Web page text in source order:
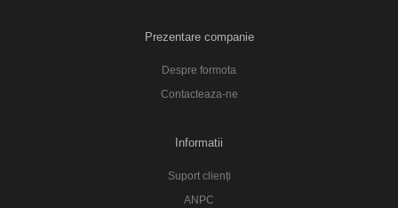
Prezentare companie
Despre formota
Contacteaza-ne
Informatii
Suport clienți
ANPC